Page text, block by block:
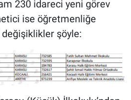
230 idareci yeni görev
ise öğretmenliğe
değişiklikler şöyle: